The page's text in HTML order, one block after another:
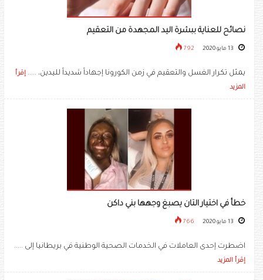
نصائح للعناية ببشرة اليد المجهدة من التعقيم
792
يمثل تكرار الغسل والتعقيم في زمن الكورونا إجهاداً شديداً لليدين، ..... إقرأ
المزيد
خطأ في اختيار التان يصبغ وجهها بني داكن
766
اضطرت إحدى العاملات في الخدمات الصحية الوطنية في بريطانيا إلى .....
إقرأ المزيد